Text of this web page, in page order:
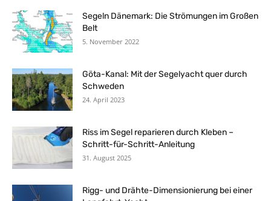
Segeln Dänemark: Die Strömungen im Großen
Belt
5. November 2022
Göta-Kanal: Mit der Segelyacht quer durch
Schweden
24. April 2023
Riss im Segel reparieren durch Kleben –
Schritt-für-Schritt-Anleitung
31. August 2025
Rigg- und Drähte-Dimensionierung bei einer